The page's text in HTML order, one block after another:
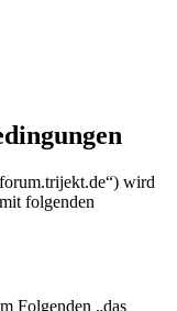
wird
folgenden
Folgenden „das